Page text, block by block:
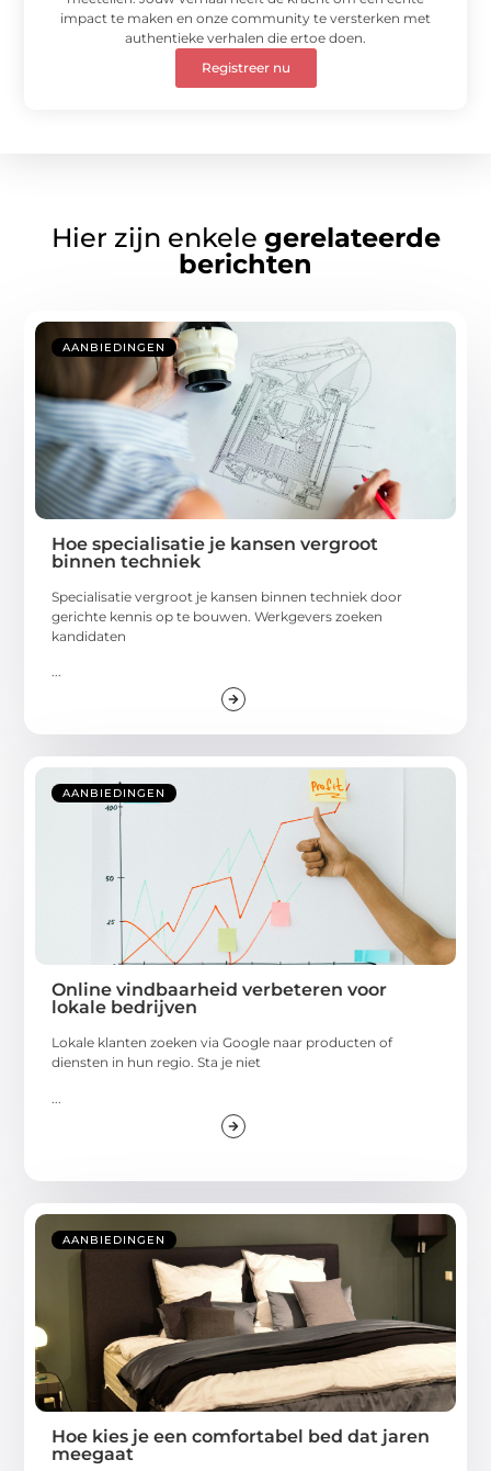
impact te maken en onze community te versterken met
authentieke verhalen die ertoe doen.
Registreer nu
Hier zijn enkele gerelateerde
berichten
AANBIEDINGEN
Hoe specialisatie je kansen vergroot
binnen techniek
Specialisatie vergroot je kansen binnen techniek door
gerichte kennis op te bouwen. Werkgevers zoeken
kandidaten
...
AANBIEDINGEN
Online vindbaarheid verbeteren voor
lokale bedrijven
Lokale klanten zoeken via Google naar producten of
diensten in hun regio. Sta je niet
AANBIEDINGEN
Hoe kies je een comfortabel bed dat jaren
meegaat